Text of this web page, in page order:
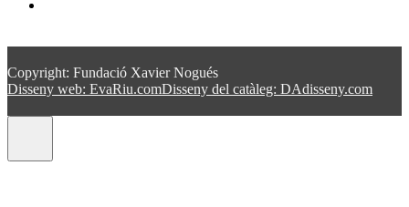
Copyright: Fundació Xavier Nogués
Disseny web: EvaRiu.comDisseny del catàleg: DAdisseny.com